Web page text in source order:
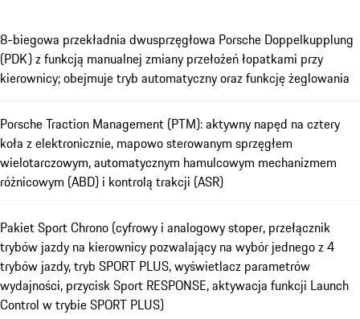
8-biegowa przekładnia dwusprzęgłowa Porsche Doppelkupplung
(PDK) z funkcją manualnej zmiany przełożeń łopatkami przy
kierownicy; obejmuje tryb automatyczny oraz funkcję żeglowania
Porsche Traction Management (PTM): aktywny napęd na cztery
koła z elektronicznie, mapowo sterowanym sprzęgłem
wielotarczowym, automatycznym hamulcowym mechanizmem
różnicowym (ABD) i kontrolą trakcji (ASR)
Pakiet Sport Chrono (cyfrowy i analogowy stoper, przełącznik
trybów jazdy na kierownicy pozwalający na wybór jednego z 4
trybów jazdy, tryb SPORT PLUS, wyświetlacz parametrów
wydajności, przycisk Sport RESPONSE, aktywacja funkcji Launch
Control w trybie SPORT PLUS)